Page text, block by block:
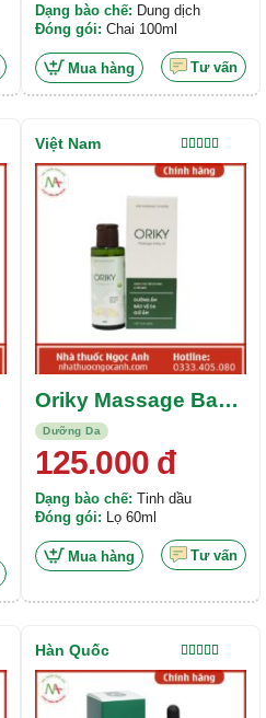
Dạng bào chế: Dung dịch
Đóng gói: Chai 100ml
Mua hàng Tư vấn
Dưỡng Da
Oriky Massage Baby
Oil
Được xếp
hạng4.00
125.000đ
Dạng bào chế: Tinh dầu
Đóng gói: Lọ 60ml
Mua hàng Tư vấn
Việt Nam
Được xếp
hạng5.00
Hàn Quốc